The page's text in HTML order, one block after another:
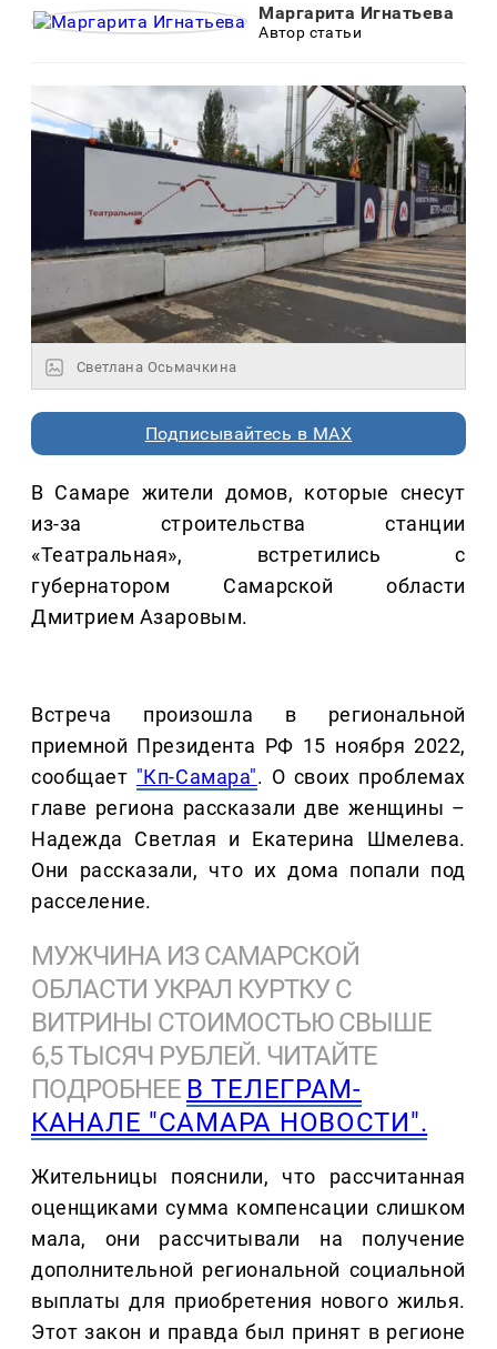
Маргарита Игнатьева
Автор статьи
Светлана Осьмачкина
Подписывайтесь в MAX
В Самаре жители домов, которые снесут
из-за строительства станции
«Театральная», встретились с
губернатором Самарской области
Дмитрием Азаровым.
Встреча произошла в региональной
приемной Президента РФ 15 ноября 2022,
сообщает "Кп-Самара". О своих проблемах
главе региона рассказали две женщины –
Надежда Светлая и Екатерина Шмелева.
Они рассказали, что их дома попали под
расселение.
МУЖЧИНА ИЗ САМАРСКОЙ
ОБЛАСТИ УКРАЛ КУРТКУ С
ВИТРИНЫ СТОИМОСТЬЮ СВЫШЕ
6,5 ТЫСЯЧ РУБЛЕЙ. ЧИТАЙТЕ
ПОДРОБНЕЕ В ТЕЛЕГРАМ-
КАНАЛЕ "САМАРА НОВОСТИ".
Жительницы пояснили, что рассчитанная
оценщиками сумма компенсации слишком
мала, они рассчитывали на получение
дополнительной региональной социальной
выплаты для приобретения нового жилья.
Этот закон и правда был принят в регионе